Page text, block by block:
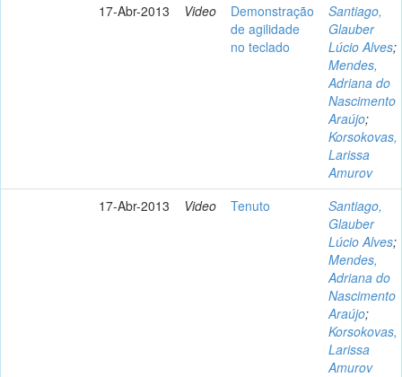
17-Abr-2013
Video
Demonstração
de agilidade
no teclado
Santiago,
Glauber
Lúcio Alves;
Mendes,
Adriana do
Nascimento
Araújo;
Korsokovas,
Larissa
Amurov
17-Abr-2013
Video Tenuto
Santiago,
Glauber
Lúcio Alves;
Mendes,
Adriana do
Nascimento
Araújo;
Korsokovas,
Larissa
Amurov